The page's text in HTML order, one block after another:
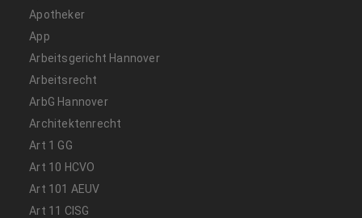
Apotheker
App
Arbeitsgericht Hannover
Arbeitsrecht
ArbG Hannover
Architektenrecht
Art 1 GG
Art 10 HCVO
Art 101 AEUV
Art 11 CISG